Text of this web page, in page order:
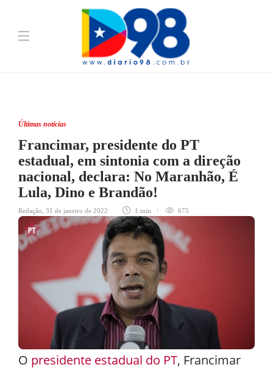
Últimas notícias
Francimar, presidente do PT
estadual, em sintonia com a direção
nacional, declara: No Maranhão, É
Lula, Dino e Brandão!
Redação 31 de janeiro de 2022 1 min 675
O presidente estadual do PT, Francimar